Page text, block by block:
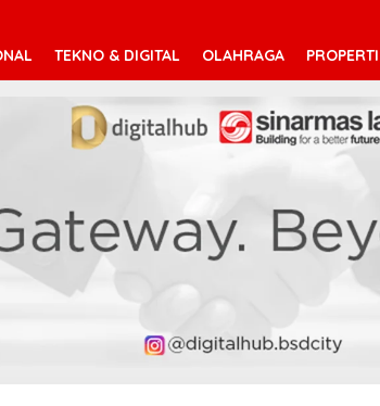
TEKNO & DIGITAL OLAHRAGA PROPERTI